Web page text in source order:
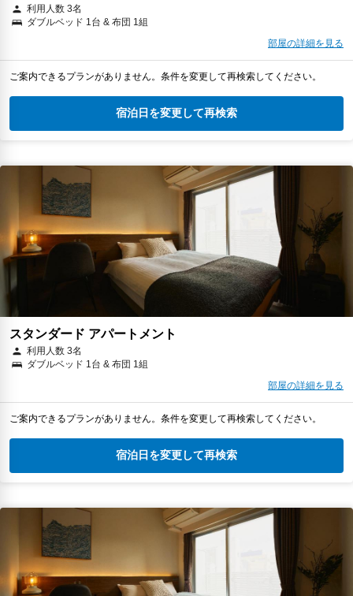
利用人数 3名
ダブルベッド 1台 & 布団 1組
部屋の詳細を見る
ご案内できるプランがありません。条件を変更して再検索してください。
宿泊日を変更して再検索
スタンダード アパートメント
利用人数 3名
ダブルベッド 1台 & 布団 1組
部屋の詳細を見る
ご案内できるプランがありません。条件を変更して再検索してください。
宿泊日を変更して再検索